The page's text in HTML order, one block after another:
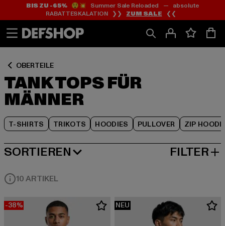
Zum
Inhalt
springen
Zum
Fußzeile
springen
BIS ZU -65%😲💥 Summer Sale Reloaded — absolute
RABATTESKALATION ❯❯ ZUM SALE ❮❮
OBERTEILE
TANK TOPS FÜR
MÄNNER
T-SHIRTS TRIKOTS HOODIES PULLOVER ZIP
Zum
Produktraster
springen
SORTIEREN
BELIEBTESTE FILTER
10 ARTIKEL
-38% NEU